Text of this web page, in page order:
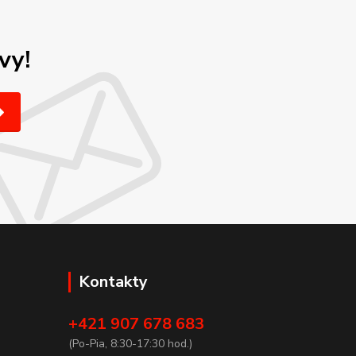
Kontakty
+421 907 678 683
(Po-Pia, 8:30-17:30 hod.)